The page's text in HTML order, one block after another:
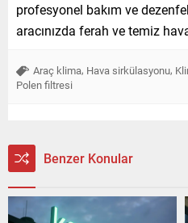
profesyonel bakım ve
aracınızda ferah ve temiz
Araç klima, Hava sirkülasyonu,
Polen filtresi
Benzer Konular